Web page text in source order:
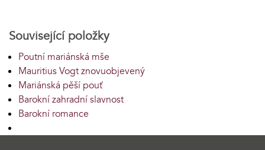
Související položky
Poutní mariánská mše
Mauritius Vogt znovuobjevený
Mariánská pěší pouť
Barokní zahradní slavnost
Barokní romance